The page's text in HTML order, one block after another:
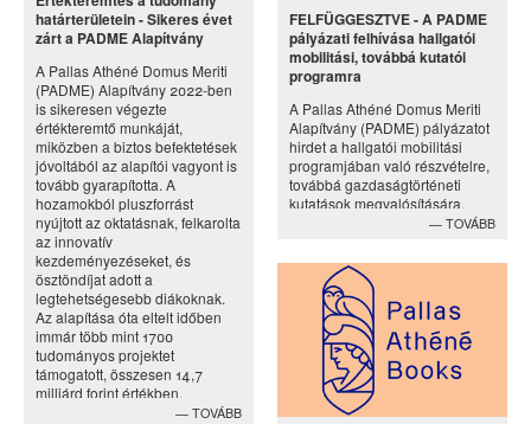
határterületein - Sikeres évet
zárt a PADME Alapítvány
A Pallas Athéné Domus Meriti
(PADME) Alapítvány 2022-ben
is sikeresen végezte
értékteremtő munkáját,
miközben a biztos befektetések
jóvoltából az alapítói vagyont is
tovább gyarapította. A
hozamokból pluszforrást
nyújtott az oktatásnak, felkarolta
az innovatív
kezdeményezéseket, és
ösztöndíjat adott a
legtehetségesebb diákoknak.
Az alapítása óta eltelt időben
immár több mint 1700
tudományos projektet
támogatott, összesen 14,7
milliárd forint értékben.
TOVÁBB
FELFÜGGESZTVE - A PADME
pályázati felhívása hallgatói
mobilitási, továbbá kutatói
programra
A Pallas Athéné Domus Meriti
Alapítvány (PADME) pályázatot
hirdet a hallgatói mobilitási
programjában való részvételre,
továbbá gazdaságtörténeti
kutatások megvalósítására.
TOVÁBB